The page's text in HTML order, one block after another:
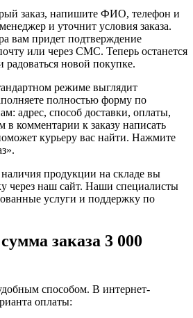
заказ, напишите ФИО, телефон и
и уточнит условия заказа.
вам придет подтверждение
или через СМС. Теперь останется
радоваться новой покупке.
режиме выглядит
полностью форму по
адрес, способ доставки, оплаты,
в комментарии к заказу написать
курьеру вас найти. Нажмите
наличия продукции на складе вы
через наш сайт. Наши специалисты
услуги и поддержку по
заказа 3 000
способом. В интернет-
оплаты: